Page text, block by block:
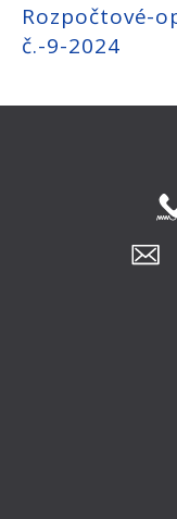
Rozpočtové-
č.-9-2024